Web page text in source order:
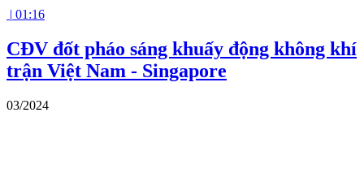
| 01:16
CĐV đốt pháo sáng khuấy động không khí
trận Việt Nam - Singapore
03/2024